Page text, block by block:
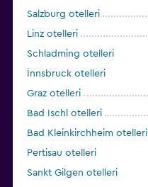
Salzburg otelleri
Linz otelleri
Schladming otelleri
İnnsbruck otelleri
Graz otelleri
Bad Ischl otelleri
Bad Kleinkirchheim otelleri
Pertisau otelleri
Sankt Gilgen otelleri